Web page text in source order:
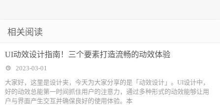
相关阅读
UI动效设计指南！三个要素打造流畅的动效体验
2023-03-01
大家好，这里是设计夹，今天为大家分享的是「动效设计」。UI设计中，
好的动效总能第一时间抓住用户的注意力，通过多种形式的动效能够让用
户与界面产生交互并确保良好的使用体验。本